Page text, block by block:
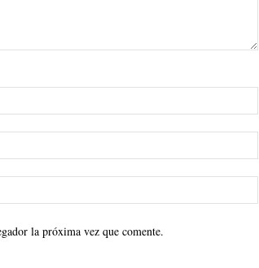
la próxima vez que comente.